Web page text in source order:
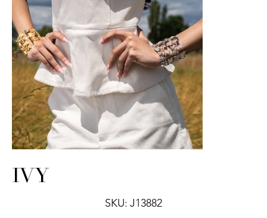
IVY
SKU:
SKU
J13882
J13882